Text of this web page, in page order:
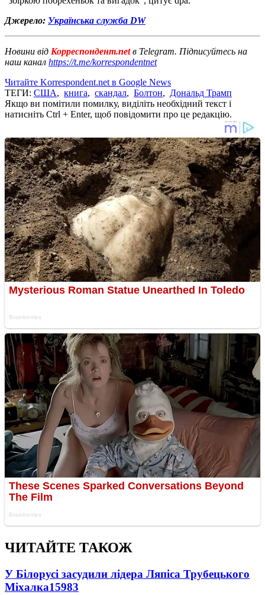
Джерело: Українська служба DW
Новини від Корреспондент.netв Telegram. Підписуйтесь на
наш канал https://t.me/korrespondentnet
Читайте Korrespondent.net в Google News
ТЕГИ: США, книга, скандал, Болтон, Дональд Трамп
Якщо ви помітили помилку, виділіть необхідний текст і
натисніть Ctrl + Enter, щоб повідомити про це редакцію.
ЧИТАЙТЕ ТАКОЖ
У Білорусі засудили лідера Ляпіса Трубецького
Міхалка15983